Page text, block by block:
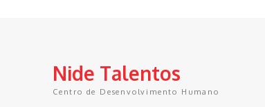
Nide Talentos
Centro de Desenvolvimento Humano